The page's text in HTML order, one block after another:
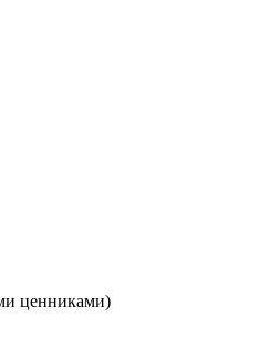
ценниками)